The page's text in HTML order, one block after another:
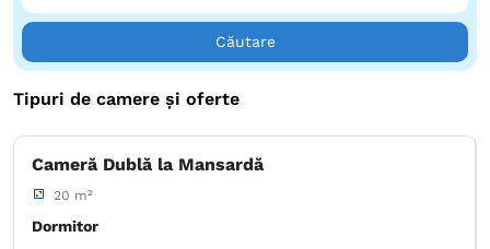
Căutare
Tipuri de camere și oferte
Cameră Dublă la Mansardă
20 m²
Dormitor